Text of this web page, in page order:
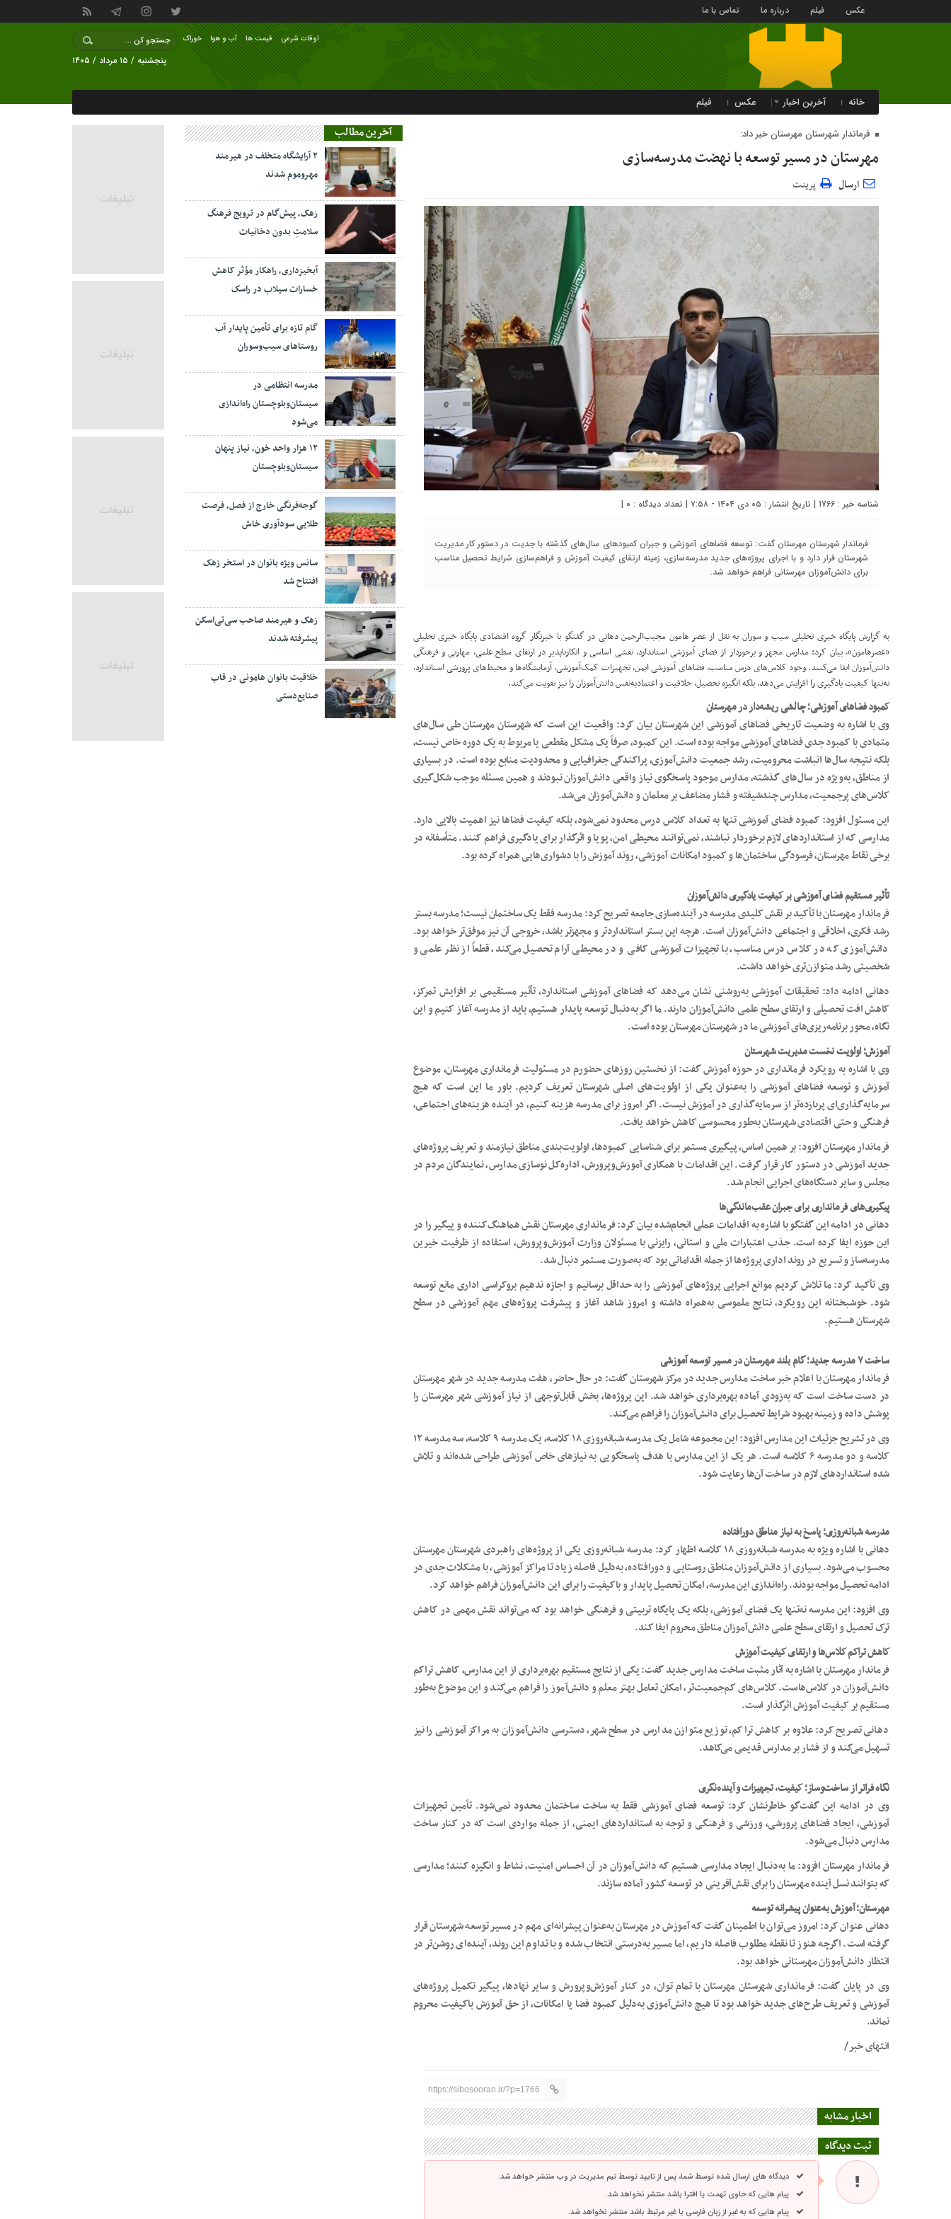
عکس فیلم درباره ما تماس با ما
خوراک آب و هوا قیمت ها اوقات شرعی
پنجشنبه / ۱۵ مرداد / ۱۴۰۵
خانه آخرین اخبار عکس فیلم
فرماندار شهرستان مهرستان خبر داد:
مهرستان در مسیر توسعه با نهضت مدرسه‌سازی
ارسال پرینت
شناسه خبر : 1766 | تاریخ انتشار : ۰۵ دی ۱۴۰۴ - ۷:۵۸ | تعداد دیدگاه : ۰ |
فرماندار شهرستان مهرستان گفت: توسعه فضاهای آموزشی و جبران کمبودهای سال‌های گذشته با جدیت در دستور کار مدیریت
شهرستان قرار دارد و با اجرای پروژه‌های جدید مدرسه‌سازی، زمینه ارتقای کیفیت آموزش و فراهم‌سازی شرایط تحصیل مناسب
برای دانش‌آموزان مهرستانی فراهم خواهد شد.
به گزارش پایگاه خبری تحلیلی سیب و سوران به نقل از عصر هامون مجیب‌الرحمن دهانی در گفتگو با خبرنگار گروه اقتصادی پایگاه خبری تحلیلی
«عصرهامون»، بیان کرد: مدارس مجهز و برخوردار از فضای آموزشی استاندارد، نقشی اساسی و انکارناپذیر در ارتقای سطح علمی، مهارتی و فرهنگی
دانش‌آموزان ایفا می‌کنند. وجود کلاس‌های درس مناسب، فضاهای آموزشی ایمن، تجهیزات کمک‌آموزشی، آزمایشگاه‌ها و محیط‌های پرورشی استاندارد،
نه‌تنها کیفیت یادگیری را افزایش می‌دهد، بلکه انگیزه تحصیل، خلاقیت و اعتمادبه‌نفس دانش‌آموزان را نیز تقویت می‌کند.
کمبود فضاهای آموزشی؛ چالشی ریشه‌دار در مهرستان
وی با اشاره به وضعیت تاریخی فضاهای آموزشی این شهرستان بیان کرد: واقعیت این است که شهرستان مهرستان طی سال‌های
متمادی با کمبود جدی فضاهای آموزشی مواجه بوده است. این کمبود، صرفاً یک مشکل مقطعی یا مربوط به یک دوره خاص نیست،
بلکه نتیجه سال‌ها انباشت محرومیت، رشد جمعیت دانش‌آموزی، پراکندگی جغرافیایی و محدودیت منابع بوده است. در بسیاری
از مناطق، به‌ویژه در سال‌های گذشته، مدارس موجود پاسخگوی نیاز واقعی دانش‌آموزان نبودند و همین مسئله موجب شکل‌گیری
کلاس‌های پرجمعیت، مدارس چندشیفته و فشار مضاعف بر معلمان و دانش‌آموزان می‌شد.
این مسئول افزود: کمبود فضای آموزشی تنها به تعداد کلاس درس محدود نمی‌شود، بلکه کیفیت فضاها نیز اهمیت بالایی دارد.
مدارسی که از استانداردهای لازم برخوردار نباشند، نمی‌توانند محیطی امن، پویا و اثرگذار برای یادگیری فراهم کنند. متأسفانه در
برخی نقاط مهرستان، فرسودگی ساختمان‌ها و کمبود امکانات آموزشی، روند آموزش را با دشواری‌هایی همراه کرده بود.
تأثیر مستقیم فضای آموزشی بر کیفیت یادگیری دانش‌آموزان
فرماندار مهرستان با تأکید بر نقش کلیدی مدرسه در آینده‌سازی جامعه تصریح کرد: مدرسه فقط یک ساختمان نیست؛ مدرسه بستر
رشد فکری، اخلاقی و اجتماعی دانش‌آموزان است. هرچه این بستر استانداردتر و مجهزتر باشد، خروجی آن نیز موفق‌تر خواهد بود.
دانش‌آموزی که در کلاس درس مناسب، با تجهیزات آموزشی کافی و در محیطی آرام تحصیل می‌کند، قطعاً از نظر علمی و
شخصیتی رشد متوازن‌تری خواهد داشت.
دهانی ادامه داد: تحقیقات آموزشی به‌روشنی نشان می‌دهد که فضاهای آموزشی استاندارد، تأثیر مستقیمی بر افزایش تمرکز،
کاهش افت تحصیلی و ارتقای سطح علمی دانش‌آموزان دارند. ما اگر به‌دنبال توسعه پایدار هستیم، باید از مدرسه آغاز کنیم و این
نگاه، محور برنامه‌ریزی‌های آموزشی ما در شهرستان مهرستان بوده است.
آموزش؛ اولویت نخست مدیریت شهرستان
وی با اشاره به رویکرد فرمانداری در حوزه آموزش گفت: از نخستین روزهای حضورم در مسئولیت فرمانداری مهرستان، موضوع
آموزش و توسعه فضاهای آموزشی را به‌عنوان یکی از اولویت‌های اصلی شهرستان تعریف کردیم. باور ما این است که هیچ
سرمایه‌گذاری‌ای پربازده‌تر از سرمایه‌گذاری در آموزش نیست. اگر امروز برای مدرسه هزینه کنیم، در آینده هزینه‌های اجتماعی،
فرهنگی و حتی اقتصادی شهرستان به‌طور محسوسی کاهش خواهد یافت.
فرماندار مهرستان افزود: بر همین اساس، پیگیری مستمر برای شناسایی کمبودها، اولویت‌بندی مناطق نیازمند و تعریف پروژه‌های
جدید آموزشی در دستور کار قرار گرفت. این اقدامات با همکاری آموزش‌وپرورش، اداره‌کل نوسازی مدارس، نمایندگان مردم در
مجلس و سایر دستگاه‌های اجرایی انجام شد.
پیگیری‌های فرمانداری برای جبران عقب‌ماندگی‌ها
دهانی در ادامه این گفتگو با اشاره به اقدامات عملی انجام‌شده بیان کرد: فرمانداری مهرستان نقش هماهنگ‌کننده و پیگیر را در
این حوزه ایفا کرده است. جذب اعتبارات ملی و استانی، رایزنی با مسئولان وزارت آموزش‌وپرورش، استفاده از ظرفیت خیرین
مدرسه‌ساز و تسریع در روند اداری پروژه‌ها از جمله اقداماتی بود که به‌صورت مستمر دنبال شد.
وی تأکید کرد: ما تلاش کردیم موانع اجرایی پروژه‌های آموزشی را به حداقل برسانیم و اجازه ندهیم بروکراسی اداری مانع توسعه
شود. خوشبختانه این رویکرد، نتایج ملموسی به‌همراه داشته و امروز شاهد آغاز و پیشرفت پروژه‌های مهم آموزشی در سطح
شهرستان هستیم.
ساخت ۷ مدرسه جدید؛ گام بلند مهرستان در مسیر توسعه آموزشی
فرماندار مهرستان با اعلام خبر ساخت مدارس جدید در مرکز شهرستان گفت: در حال حاضر، هفت مدرسه جدید در شهر مهرستان
در دست ساخت است که به‌زودی آماده بهره‌برداری خواهد شد. این پروژه‌ها، بخش قابل‌توجهی از نیاز آموزشی شهر مهرستان را
پوشش داده و زمینه بهبود شرایط تحصیل برای دانش‌آموزان را فراهم می‌کند.
وی در تشریح جزئیات این مدارس افزود: این مجموعه شامل یک مدرسه شبانه‌روزی ۱۸ کلاسه، یک مدرسه ۹ کلاسه، سه مدرسه ۱۲
کلاسه و دو مدرسه ۶ کلاسه است. هر یک از این مدارس با هدف پاسخگویی به نیازهای خاص آموزشی طراحی شده‌اند و تلاش
شده استانداردهای لازم در ساخت آن‌ها رعایت شود.
مدرسه شبانه‌روزی؛ پاسخ به نیاز مناطق دورافتاده
دهانی با اشاره ویژه به مدرسه شبانه‌روزی ۱۸ کلاسه اظهار کرد: مدرسه شبانه‌روزی یکی از پروژه‌های راهبردی شهرستان مهرستان
محسوب می‌شود. بسیاری از دانش‌آموزان مناطق روستایی و دورافتاده، به‌دلیل فاصله زیاد تا مراکز آموزشی، با مشکلات جدی در
ادامه تحصیل مواجه بودند. راه‌اندازی این مدرسه، امکان تحصیل پایدار و باکیفیت را برای این دانش‌آموزان فراهم خواهد کرد.
وی افزود: این مدرسه نه‌تنها یک فضای آموزشی، بلکه یک پایگاه تربیتی و فرهنگی خواهد بود که می‌تواند نقش مهمی در کاهش
ترک تحصیل و ارتقای سطح علمی دانش‌آموزان مناطق محروم ایفا کند.
کاهش تراکم کلاس‌ها و ارتقای کیفیت آموزش
فرماندار مهرستان با اشاره به آثار مثبت ساخت مدارس جدید گفت: یکی از نتایج مستقیم بهره‌برداری از این مدارس، کاهش تراکم
دانش‌آموزان در کلاس‌هاست. کلاس‌های کم‌جمعیت‌تر، امکان تعامل بهتر معلم و دانش‌آموز را فراهم می‌کند و این موضوع به‌طور
مستقیم بر کیفیت آموزش اثرگذار است.
دهانی تصریح کرد: علاوه بر کاهش تراکم، توزیع متوازن مدارس در سطح شهر، دسترسی دانش‌آموزان به مراکز آموزشی را نیز
تسهیل می‌کند و از فشار بر مدارس قدیمی می‌کاهد.
نگاه فراتر از ساخت‌وساز؛ کیفیت، تجهیزات و آینده‌نگری
وی در ادامه این گفت‌گو خاطرنشان کرد: توسعه فضای آموزشی فقط به ساخت ساختمان محدود نمی‌شود. تأمین تجهیزات
آموزشی، ایجاد فضاهای پرورشی، ورزشی و فرهنگی و توجه به استانداردهای ایمنی، از جمله مواردی است که در کنار ساخت
مدارس دنبال می‌شود.
فرماندار مهرستان افزود: ما به‌دنبال ایجاد مدارسی هستیم که دانش‌آموزان در آن احساس امنیت، نشاط و انگیزه کنند؛ مدارسی
که بتوانند نسل آینده مهرستان را برای نقش‌آفرینی در توسعه کشور آماده سازند.
مهرستان؛ آموزش به‌عنوان پیشرانه توسعه
دهانی عنوان کرد: امروز می‌توان با اطمینان گفت که آموزش در مهرستان به‌عنوان پیشرانه‌ای مهم در مسیر توسعه شهرستان قرار
گرفته است. اگرچه هنوز تا نقطه مطلوب فاصله داریم، اما مسیر به‌درستی انتخاب شده و با تداوم این روند، آینده‌ای روشن‌تر در
انتظار دانش‌آموزان مهرستانی خواهد بود.
وی در پایان گفت: فرمانداری شهرستان مهرستان با تمام توان، در کنار آموزش‌وپرورش و سایر نهادها، پیگیر تکمیل پروژه‌های
آموزشی و تعریف طرح‌های جدید خواهد بود تا هیچ دانش‌آموزی به‌دلیل کمبود فضا یا امکانات، از حق آموزش باکیفیت محروم
نماند.
انتهای خبر/
https://sibosooran.ir/?p=1766
اخبار مشابه
ثبت دیدگاه
دیدگاه های ارسال شده توسط شما، پس از تایید توسط تیم مدیریت در وب منتشر خواهد شد.
پیام هایی که حاوی تهمت یا افترا باشد منتشر نخواهد شد.
پیام هایی که به غیر از زبان فارسی یا غیر مرتبط باشد منتشر نخواهد شد.
آخرین مطالب
۲ آرایشگاه متخلف در هیرمند
مهروموم شدند
زهک، پیش‌گام در ترویج فرهنگ
سلامتِ بدون دخانیات
آبخیزداری، راهکار مؤثر کاهش
خسارات سیلاب در راسک
گام تازه برای تأمین پایدار آب
روستاهای سیب‌وسوران
مدرسه انتظامی در
سیستان‌وبلوچستان راه‌اندازی
می‌شود
۱۲ هزار واحد خون، نیاز پنهان
سیستان‌وبلوچستان
گوجه‌فرنگی خارج از فصل، فرصت
طلایی سودآوری خاش
سانس ویژه بانوان در استخر زهک
افتتاح شد
زهک و هیرمند صاحب سی‌تی‌اسکن
پیشرفته شدند
خلاقیت بانوان هامونی در قاب
صنایع‌دستی